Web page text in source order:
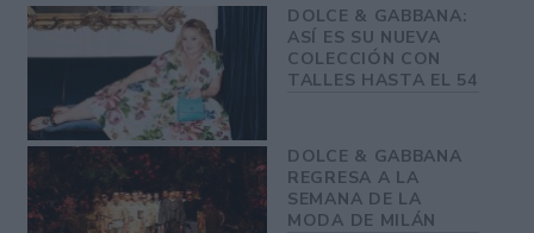
DOLCE & GABBANA:
ASÍ ES SU NUEVA
COLECCIÓN CON
TALLES HASTA EL 54
DOLCE & GABBANA
REGRESA A LA
SEMANA DE LA
MODA DE MILÁN